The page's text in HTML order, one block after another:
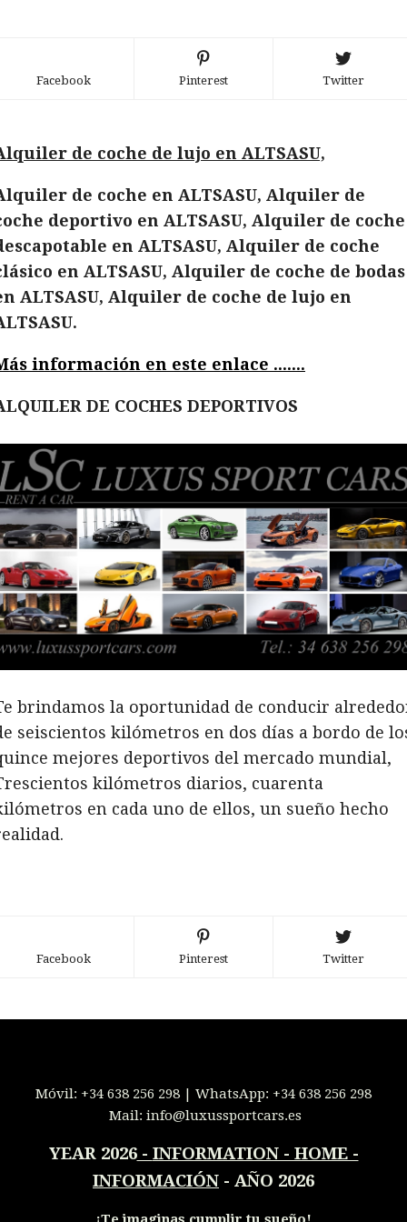
Facebook Pinterest Twitter
de coche de lujo en ALTSASU,
de coche en ALTSASU, Alquiler de
deportivo en ALTSASU, Alquiler de coche
en ALTSASU, Alquiler de coche
en ALTSASU, Alquiler de coche de bodas
ALTSASU, Alquiler de coche de lujo en
información en este enlace .......
DE COCHES DEPORTIVOS
brindamos la oportunidad de conducir
seiscientos kilómetros en dos días a bordo de
mejores deportivos del mercado mundial,
kilómetros diarios, cuarenta
en cada uno de ellos, un sueño hecho
Facebook Pinterest Twitter
Móvil: +34 638 256 298 | WhatsApp: +34 638 256 298
Mail: info@luxussportcars.es
YEAR 2026- INFORMATION - HOME -
INFORMACIÓN - AÑO 2026